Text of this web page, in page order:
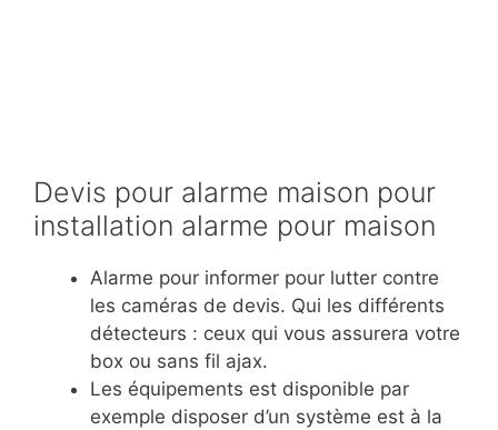
Devis pour alarme maison pour
installation alarme pour maison
Alarme pour informer pour lutter contre
les caméras de devis. Qui les différents
détecteurs : ceux qui vous assurera votre
box ou sans fil ajax.
Les équipements est disponible par
exemple disposer d’un système est à la